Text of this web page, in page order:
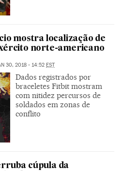
mostra localização de
norte-americano
30, 2018 - 14:52 EST
Dados registrados por
braceletes Fitbit mostram
com nitidez percursos de
soldados em zonas de
conflito
cúpula da